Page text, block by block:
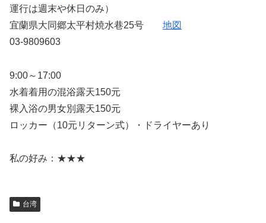
運行は週末や休日のみ）
宜蘭県大同郷太平村焼水巷25号 地図
03-9809603
9:00～17:00
水着着用の混浴露天150元
裸入浴の男女別露天150元
ロッカー（10元リターン式）・ドライヤーあり
私の好み：★★★
台湾